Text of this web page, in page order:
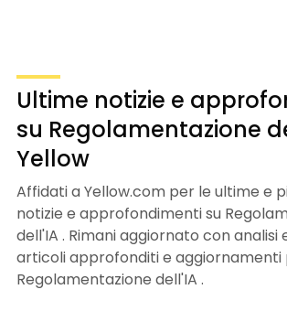
Ultime notizie e
su Regolamentazione
Yellow
Affidati a Yellow.com per le ultime e
notizie e approfondimenti su
dell'IA . Rimani aggiornato con analisi
articoli approfonditi e aggiornamenti
Regolamentazione dell'IA .